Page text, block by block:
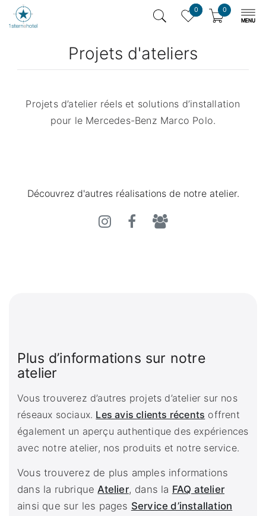
0 0
Projets d'ateliers
Projets d’atelier réels et solutions d’installation
pour le Mercedes-Benz Marco Polo.
Découvrez d'autres réalisations de notre atelier.
Plus d’informations sur notre
atelier
Vous trouverez d’autres projets d’atelier sur nos
réseaux sociaux. Les avis clients récents offrent
également un aperçu authentique des expériences
avec notre atelier, nos produits et notre service.
Vous trouverez de plus amples informations
dans la rubriqueAtelier, dans la FAQ atelier
ainsi que sur les pages Service d’installation